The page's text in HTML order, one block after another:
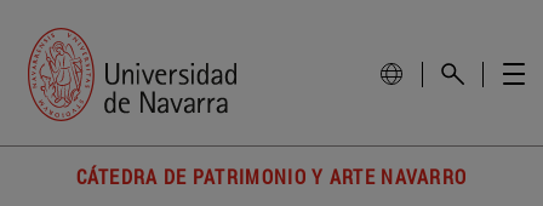
CÁTEDRA DE PATRIMONIO Y ARTE NAVARRO